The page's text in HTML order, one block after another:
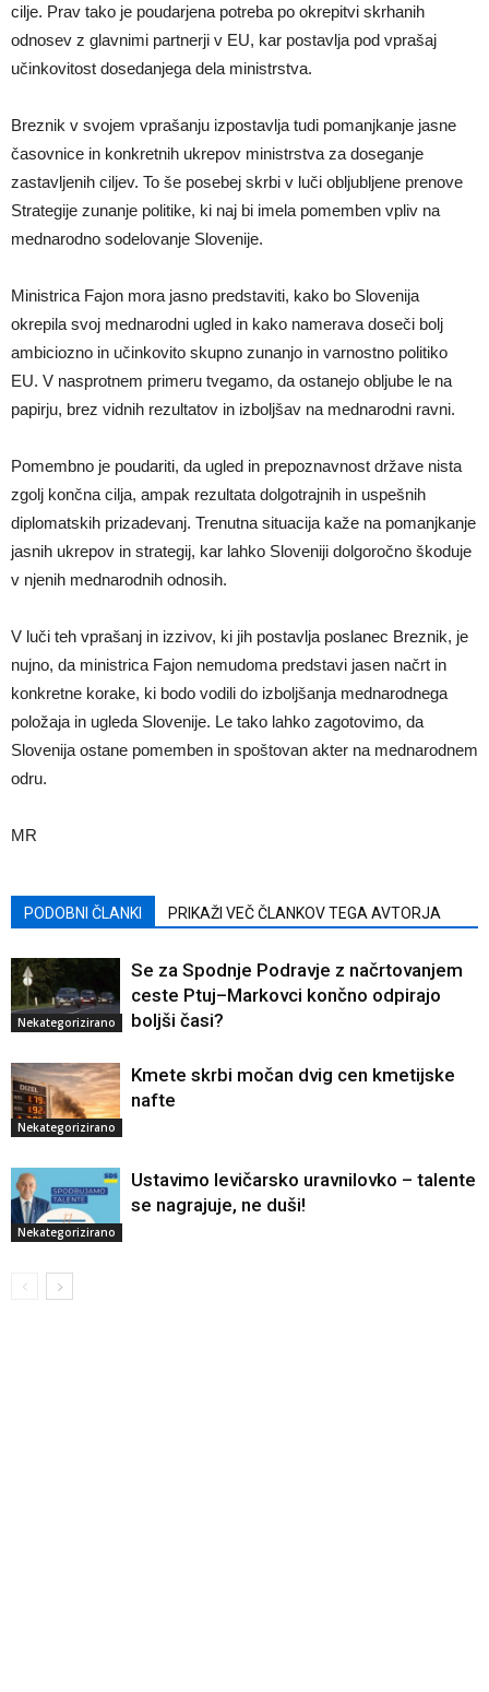
cilje. Prav tako je poudarjena potreba po okrepitvi skrhanih
odnosev z glavnimi partnerji v EU, kar postavlja pod vprašaj
učinkovitost dosedanjega dela ministrstva.
Breznik v svojem vprašanju izpostavlja tudi pomanjkanje jasne
časovnice in konkretnih ukrepov ministrstva za doseganje
zastavljenih ciljev. To še posebej skrbi v luči obljubljene prenove
Strategije zunanje politike, ki naj bi imela pomemben vpliv na
mednarodno sodelovanje Slovenije.
Ministrica Fajon mora jasno predstaviti, kako bo Slovenija
okrepila svoj mednarodni ugled in kako namerava doseči bolj
ambiciozno in učinkovito skupno zunanjo in varnostno politiko
EU. V nasprotnem primeru tvegamo, da ostanejo obljube le na
papirju, brez vidnih rezultatov in izboljšav na mednarodni ravni.
Pomembno je poudariti, da ugled in prepoznavnost države nista
zgolj končna cilja, ampak rezultata dolgotrajnih in uspešnih
diplomatskih prizadevanj. Trenutna situacija kaže na pomanjkanje
jasnih ukrepov in strategij, kar lahko Sloveniji dolgoročno škoduje
v njenih mednarodnih odnosih.
V luči teh vprašanj in izzivov, ki jih postavlja poslanec Breznik, je
nujno, da ministrica Fajon nemudoma predstavi jasen načrt in
konkretne korake, ki bodo vodili do izboljšanja mednarodnega
položaja in ugleda Slovenije. Le tako lahko zagotovimo, da
Slovenija ostane pomemben in spoštovan akter na mednarodnem
odru.
MR
PODOBNI ČLANKI PRIKAŽI VEČ ČLANKOV TEGA AVTORJA
Nekategorizirano
Se za Spodnje Podravje z načrtovanjem
ceste Ptuj–Markovci končno odpirajo
boljši časi?
Nekategorizirano
Kmete skrbi močan dvig cen kmetijske
nafte
Nekategorizirano
Ustavimo levičarsko uravnilovko – talente
se nagrajuje, ne duši!